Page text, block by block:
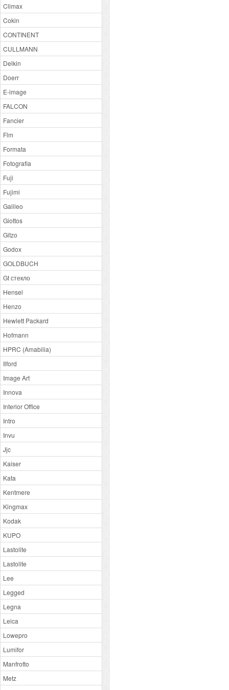
Climax
Cokin
CONTINENT
CULLMANN
Delkin
Doerr
E-image
FALCON
Fancier
Flm
Formata
Fotografia
Fuji
Fujimi
Galileo
Giottos
Gitzo
Godox
GOLDBUCH
Gt стекло
Hensel
Henzo
Hewlett Packard
Hofmann
HPRC (Amabilia)
Ilford
Image Art
Innova
Interior Office
Intro
Invu
Jjc
Kaiser
Kata
Kentmere
Kingmax
Kodak
KUPO
Lastolite
Lastolite
Lee
Legged
Legna
Leica
Lowepro
Lumifor
Manfrotto
Metz